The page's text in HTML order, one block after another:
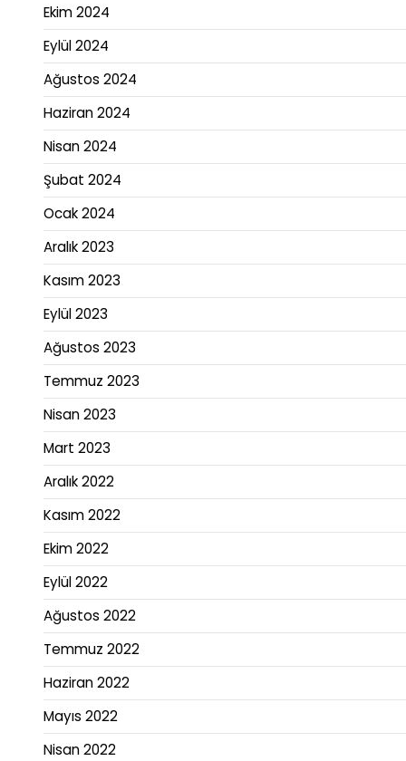
Ekim 2024
Eylül 2024
Ağustos 2024
Haziran 2024
Nisan 2024
Şubat 2024
Ocak 2024
Aralık 2023
Kasım 2023
Eylül 2023
Ağustos 2023
Temmuz 2023
Nisan 2023
Mart 2023
Aralık 2022
Kasım 2022
Ekim 2022
Eylül 2022
Ağustos 2022
Temmuz 2022
Haziran 2022
Mayıs 2022
Nisan 2022